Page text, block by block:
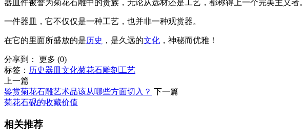
器皿件被誉为菊花石雕中的贵族，无论从选材还是工艺，都称得上一个完美主义者。
一件器皿，它不仅仅是一种工艺，也并非一种观赏器。
在它的里面所盛放的是历史 ，是久远的文化 ，神秘而优雅！
分享到： 更多 (0)
标签： 历史器皿 文化菊花石雕刻工艺
上一篇
鉴赏菊花石雕艺术品该从哪些方面切入？ 下一篇
菊花石砚的收藏价值
相关推荐